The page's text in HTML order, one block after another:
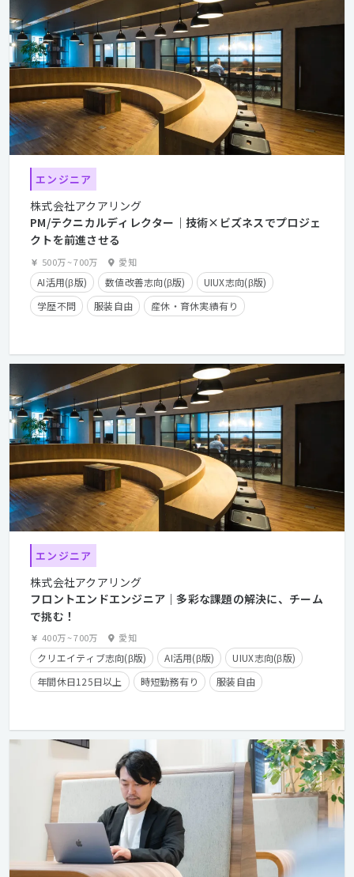
エンジニア
株式会社アクアリング
PM/テクニカルディレクター｜技術×ビズネスでプロジェ
クトを前進させる
500万~700万 愛知
AI活用(β版) 数値改善志向(β版)
UIUX志向(β版)
学歴不問
服装自由
産休・育休実績有り
経験者優遇
カジュアル面談歓迎
クライアントとの直接取引多数
エンジニア
株式会社アクアリング
フロントエンドエンジニア｜多彩な課題の解決に、チーム
で挑む！
400万~700万 愛知
クリエイティブ志向(β版) AI活用(β版)
UIUX志向(β版)
年間休日125日以上
時短勤務有り
服装自由
産休・育休実績有り
長期休暇有り
在宅勤務可
経験者優遇